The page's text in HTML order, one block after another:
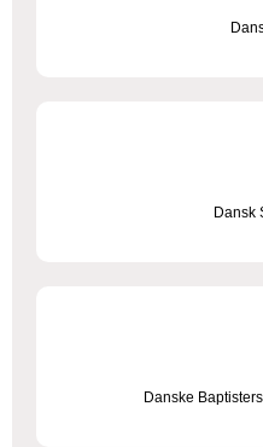
Dansk
Danske